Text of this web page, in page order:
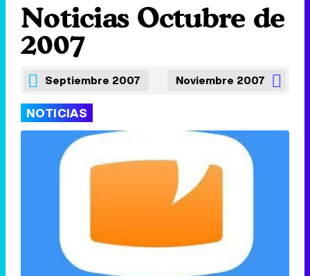
Noticias Octubre de
2007
Septiembre 2007 Noviembre 2007
NOTICIAS